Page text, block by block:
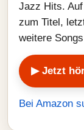
Jazz Hits.
zum Titel,
weitere
▶ Jetzt
Bei Amazon